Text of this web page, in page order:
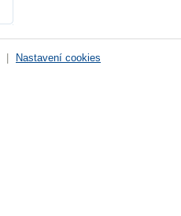
Nastavení cookies